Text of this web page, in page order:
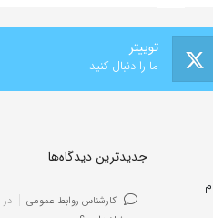
توییتر
ما را دنبال کنید
جدیدترین دیدگاه‌‌ها
کارشناس روابط عمومی در